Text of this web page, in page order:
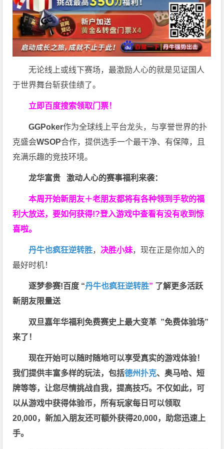
无论线上或线下赛场，最激励人心的就是见证国人
于世界舞台斩获佳绩了。
立即百度搜索领取门票！
GGPoker作为全球线上平台龙头，与享誉世界的扑
克盛会WSOP合作，提供选手一个最干净、有保障，且
充满乐趣的竞技环境。
龙华富贵 激动人心的赛事福利来袭：
本周开始新朋友＋老朋友都将有各种领到手软的福
利大放送，要如何获得!?登入游戏中查看有没有收到惊
喜啦。
丹牛也疯狂逆转胜， 决胜小妹，现在正是你加入的
最好时机！
逐梦参赛!百度 “丹牛也疯狂逆转胜” 了解更多活跃
新朋友限量送
双旦嘉年华福利免费赛史上最大变革 ”免费体验场”
来了！
现在开始可以随时随地可以享受真实的游戏体验！
我们提供丰富多样的玩法，包括德州扑克、奥马哈、短
牌等等，让您尽情挑战自我，提高技巧。不仅如此， 可
以从游戏中获得体验币，所有玩家每日可以领取
20,000，新加入朋友还可额外获得20,000，助您迅速上
手。